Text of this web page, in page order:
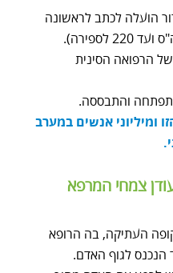
הועלה לכתב לראשונה
הרפואה הסינית
והתבססה.
ומיליוני אנשים במערב
צמחי המרפא
העתיקה, בה הרופא
לגוף האדם.